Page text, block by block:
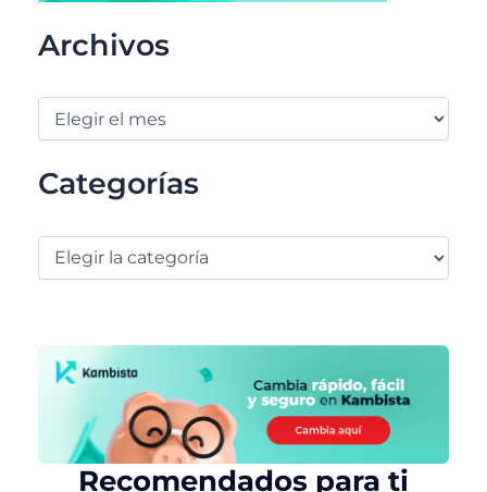
Archivos
Categorías
Recomendados para ti